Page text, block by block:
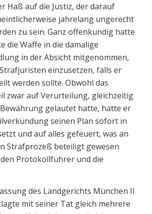
Haß auf die Justiz, der darauf
jahrelang ungerecht
zu sein. Ganz offenkundig hatte
die Waffe in die damalige
in der Absicht mitgenommen,
einzusetzen, falls er
werden sollte. Obwohl das
zwar auf Verurteilung, gleichzeitig
gelautet hatte, hatte er
seinen Plan sofort in
und auf alles gefeuert, was an
Strafprozeß beteiligt gewesen
Protokollführer und die
des Landgerichts München II
mit seiner Tat gleich mehrere